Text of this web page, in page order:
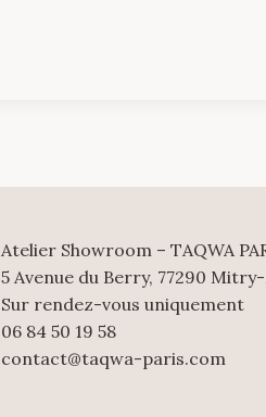
Atelier Showroom – TAQWA
5 Avenue du Berry, 77290
Sur rendez-vous uniquement
06 84 50 19 58
contact@taqwa-paris.com